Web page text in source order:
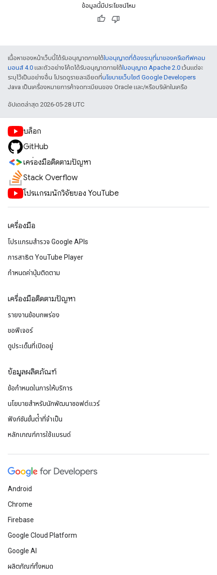
ข้อมูลนี้มีประโยชน์ไหม
เนื้อหาของหน้าเว็บนี้ได้รับอนุญาตภายใต้ใบอนุญาตที่ต้องระบุที่มาของครีเอทีฟคอม
มอนส์ 4.0 และตัวอย่างโค้ดได้รับอนุญาตภายใต้ใบอนุญาต Apache 2.0 เว้นแต่จะ
ระบุไว้เป็นอย่างอื่น โปรดดูรายละเอียดที่นโยบายเว็บไซต์ Google Developers
Java เป็นเครื่องหมายการค้าจดทะเบียนของ Oracle และ/หรือบริษัทในเครือ
อัปเดตล่าสุด 2026-05-28 UTC
บล็อก
GitHub
เครื่องมือติดตามปัญหา
Stack Overflow
โปรแกรมนักวิจัยของ YouTube
เครื่องมือ
โปรแกรมสำรวจ Google APIs
การสาธิต YouTube Player
กำหนดค่าปุ่มติดตาม
เครื่องมือติดตามปัญหา
รายงานข้อบกพร่อง
ขอฟีเจอร์
ดูประเด็นที่เปิดอยู่
ข้อมูลผลิตภัณฑ์
ข้อกำหนดในการให้บริการ
นโยบายสำหรับนักพัฒนาซอฟต์แวร์
ฟังก์ชันขั้นต่ําที่จําเป็น
หลักเกณฑ์การใช้แบรนด์
Android
Chrome
Firebase
Google Cloud Platform
Google AI
ผลิตภัณฑ์ทั้งหมด